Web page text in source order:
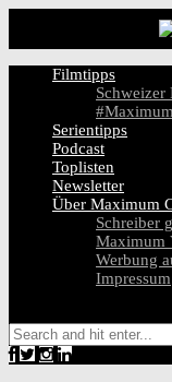
Filmtipps
Schweizer
Serientipps
Podcast
Toplisten
Newsletter
Über Maximum
Schreiber
Maximum
Werbung
Impressum